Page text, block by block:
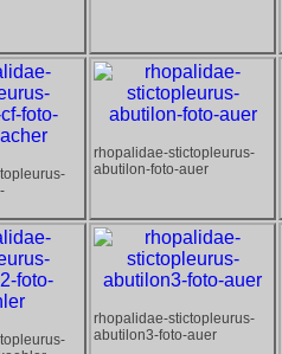
rhopalidae-stictopleurus-
abutilon-foto-auer
rhopalidae-stictopleurus-
abutilon3-foto-auer